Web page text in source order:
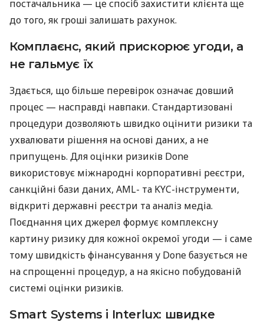
постачальника — це спосіб захистити клієнта ще
до того, як гроші залишать рахунок.
Комплаєнс, який прискорює угоди, а
не гальмує їх
Здається, що більше перевірок означає довший
процес — насправді навпаки. Стандартизовані
процедури дозволяють швидко оцінити ризики та
ухвалювати рішення на основі даних, а не
припущень. Для оцінки ризиків Done
використовує міжнародні корпоративні реєстри,
санкційні бази даних, AML- та KYC-інструменти,
відкриті державні реєстри та аналіз медіа.
Поєднання цих джерел формує комплексну
картину ризику для кожної окремої угоди — і саме
тому швидкість фінансування у Done базується не
на спрощенні процедур, а на якісно побудованій
системі оцінки ризиків.
Smart Systems і Interlux: швидке